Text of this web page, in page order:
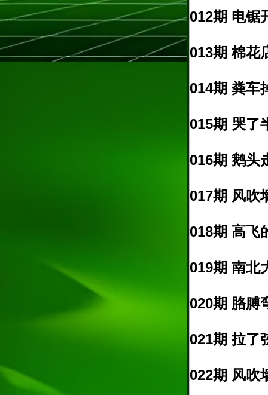
012期 电锯
013期 棉花
014期 粪车
015期 哭了
016期 鹅头
017期 风吹
018期 高飞
019期 南北
020期 胳膊
021期 拉了
022期 风吹